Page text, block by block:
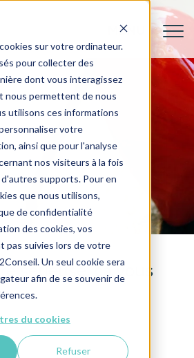
sur votre ordinateur.
pour collecter des
dont vous interagissez
nous permettent de nous
utilisons ces informations
votre
ainsi que pour l'analyse
nos visiteurs à la fois
supports. Pour en
que nous utilisons,
de confidentialité
des cookies, vos
pas suivies lors de votre
Un seul cookie sera
afin de se souvenir de
du cookies
Refuser
sérieuse, ça vous